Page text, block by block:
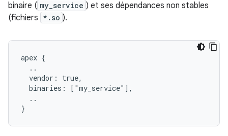
binaire ( my_service ) et ses dépendances non stables
(fichiers *.so ).
apex {
  ..
  vendor: true,
  binaries: ["my_service"],
  ..